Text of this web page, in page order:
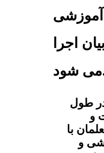
آموزشی
اجرا
در طول
و
با
و